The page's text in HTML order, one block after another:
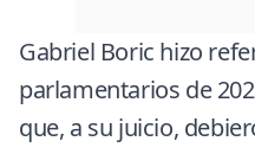
Gabriel Boric hizo
parlamentarios de
que, a su juicio,